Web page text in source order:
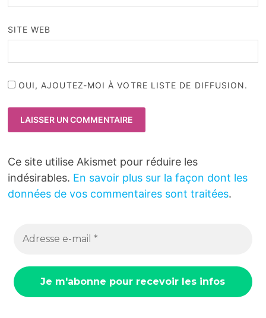
SITE WEB
OUI, AJOUTEZ-MOI À VOTRE LISTE DE DIFFUSION.
Ce site utilise Akismet pour réduire les
indésirables. En savoir plus sur la façon dont les
données de vos commentaires sont traitées.